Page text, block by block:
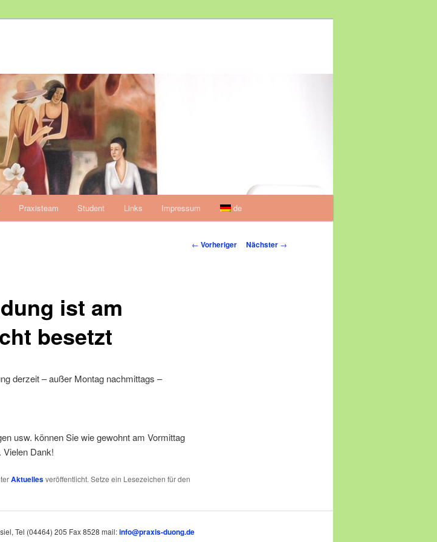
Praxisteam Student Links Impressum de
Beitragsnavigation
← Vorheriger Nächster →
ist am
besetzt
derzeit – außer Montag nachmittags –
usw. können Sie wie gewohnt am Vormittag
Vielen Dank!
Aktuellesveröffentlicht. Setze ein Lesezeichen für den
Tel (04464) 205 Fax 8528 mail:info@praxis-duong.de